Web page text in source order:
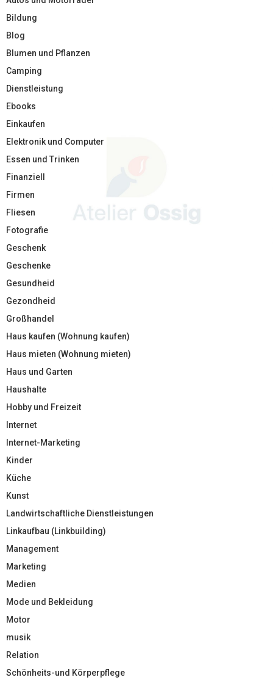
Bildung
Blog
Blumen und Pflanzen
Camping
Dienstleistung
Ebooks
Einkaufen
Elektronik und Computer
Essen und Trinken
Finanziell
Firmen
Fliesen
Fotografie
Geschenk
Geschenke
Gesundheid
Gezondheid
Großhandel
Haus kaufen (Wohnung kaufen)
Haus mieten (Wohnung mieten)
Haus und Garten
Haushalte
Hobby und Freizeit
Internet
Internet-Marketing
Kinder
Küche
Kunst
Landwirtschaftliche Dienstleistungen
Linkaufbau (Linkbuilding)
Management
Marketing
Medien
Mode und Bekleidung
Motor
musik
Relation
Schönheits-und Körperpflege